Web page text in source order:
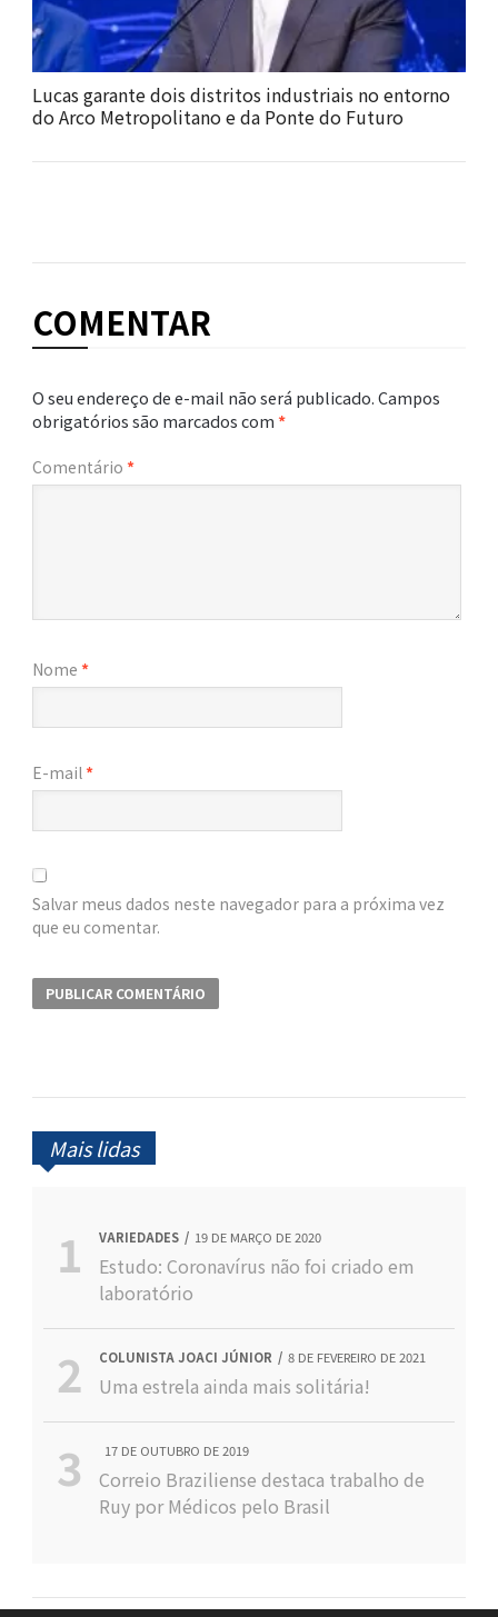
Lucas garante dois distritos industriais no entorno
do Arco Metropolitano e da Ponte do Futuro
COMENTAR
O seu endereço de e-mail não será publicado.Campos
obrigatórios são marcados com*
Comentário *
Nome *
E-mail*
Salvar meus dados neste navegador para a próxima vez
que eu comentar.
Mais lidas
VARIEDADES 19 DE MARÇO DE 2020
Estudo: Coronavírus não foi criado em
laboratório
COLUNISTA JOACI JÚNIOR 8 DE FEVEREIRO DE 2021
Uma estrela ainda mais solitária!
17 DE OUTUBRO DE 2019
Correio Braziliense destaca trabalho de
Ruy por Médicos pelo Brasil